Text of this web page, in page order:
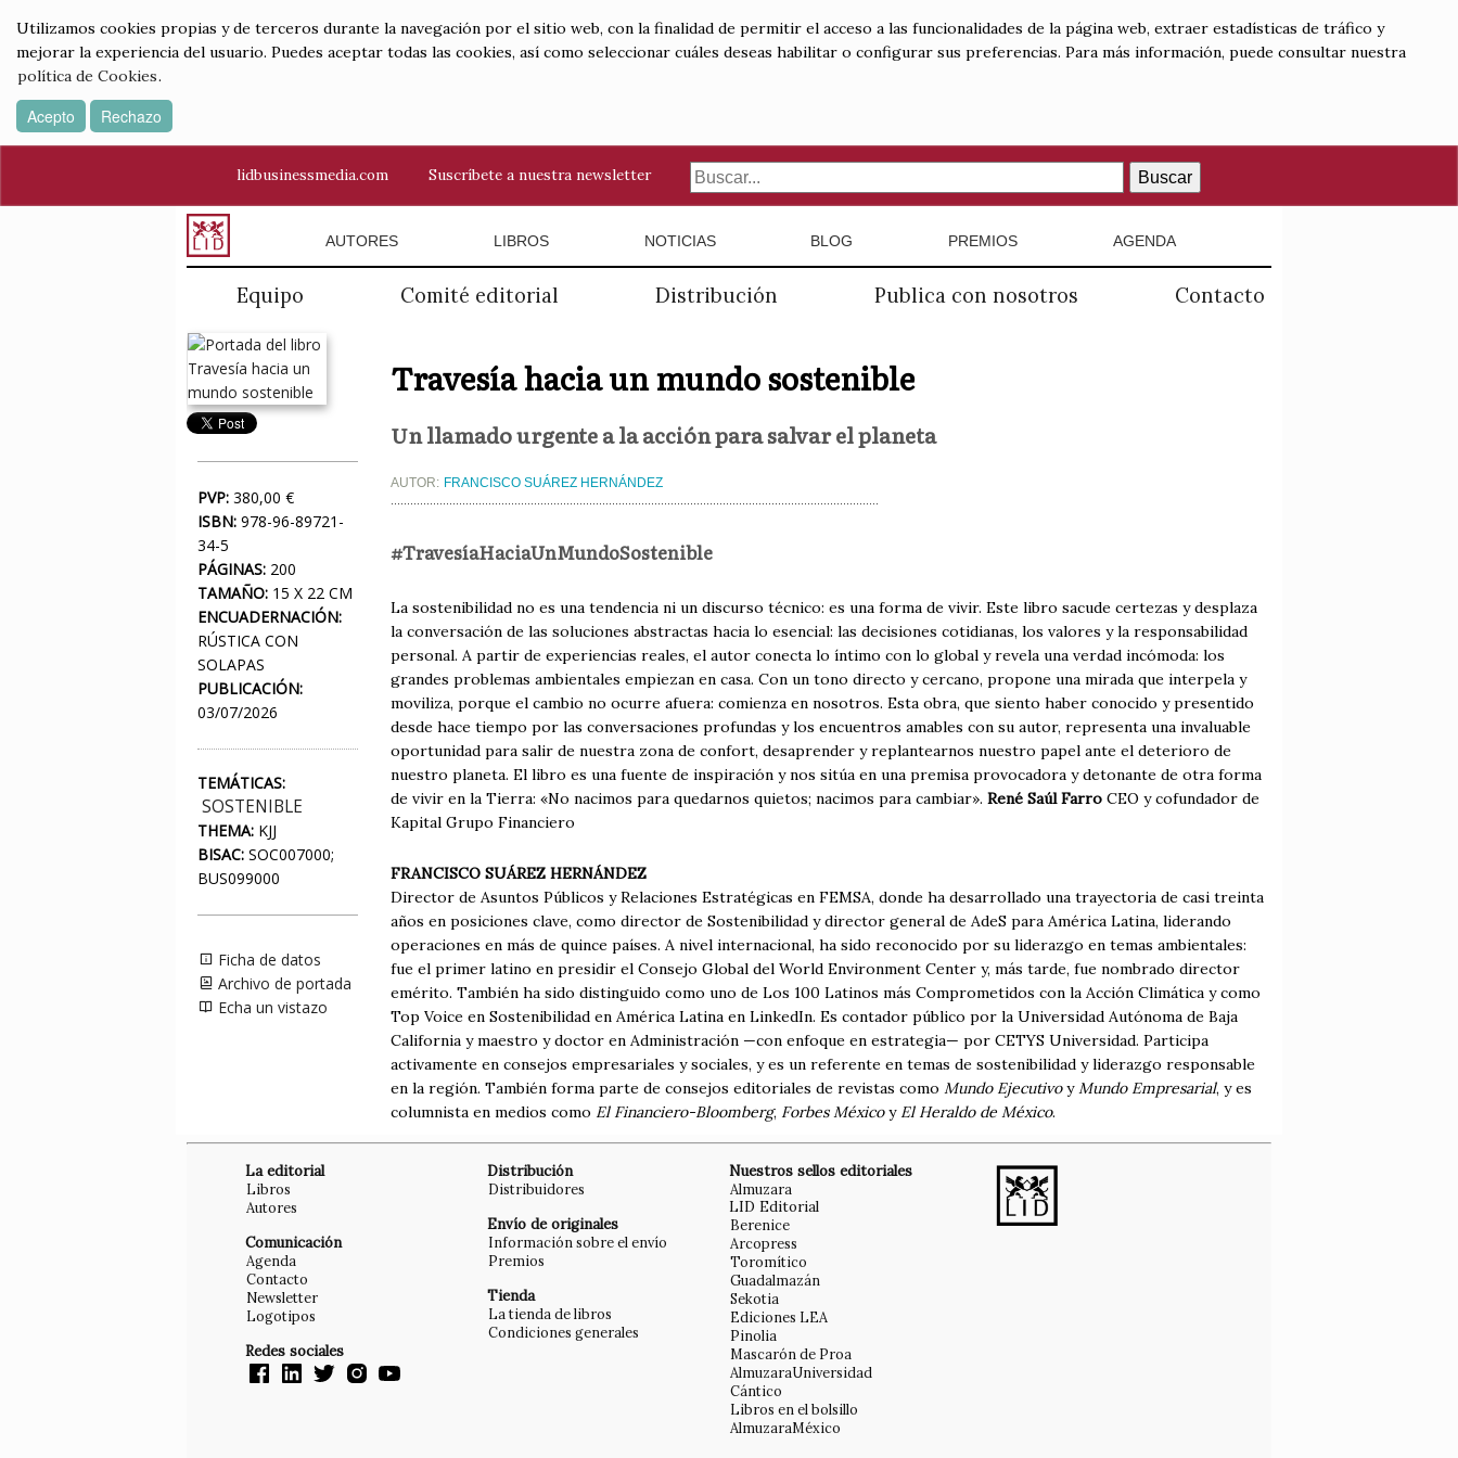
Utilizamos cookies propias y de terceros durante la navegación por el sitio web, con la finalidad de permitir el acceso a las funcionalidades de la página web, extraer estadísticas de tráfico y
mejorar la experiencia del usuario. Puedes aceptar todas las cookies, así como seleccionar cuáles deseas habilitar o configurar sus preferencias. Para más información, puede consultar nuestra
política de Cookies.
Acepto Rechazo
lidbusinessmedia.com Suscríbete a nuestra newsletter Buscar
AUTORES LIBROS NOTICIAS BLOG PREMIOS AGENDA
Equipo Comité editorial Distribución Publica con nosotros Contacto
PVP: 380,00 €
ISBN: 978-96-89721-
34-5
PÁGINAS: 200
TAMAÑO: 15 X 22 CM
ENCUADERNACIÓN:
RÚSTICA CON
SOLAPAS
PUBLICACIÓN:
03/07/2026
TEMÁTICAS:
SOSTENIBLE
THEMA: KJJ
BISAC: SOC007000;
BUS099000
Ficha de datos
Archivo de portada
Echa un vistazo
Travesía hacia un mundo sostenible
Un llamado urgente a la acción para salvar el planeta
AUTOR: FRANCISCO SUÁREZ HERNÁNDEZ
#TravesíaHaciaUnMundoSostenible
La sostenibilidad no es una tendencia ni un discurso técnico: es una forma de vivir. Este libro sacude certezas y desplaza
la conversación de las soluciones abstractas hacia lo esencial: las decisiones cotidianas, los valores y la responsabilidad
personal. A partir de experiencias reales, el autor conecta lo íntimo con lo global y revela una verdad incómoda: los
grandes problemas ambientales empiezan en casa. Con un tono directo y cercano, propone una mirada que interpela y
moviliza, porque el cambio no ocurre afuera: comienza en nosotros. Esta obra, que siento haber conocido y presentido
desde hace tiempo por las conversaciones profundas y los encuentros amables con su autor, representa una invaluable
oportunidad para salir de nuestra zona de confort, desaprender y replantearnos nuestro papel ante el deterioro de
nuestro planeta. El libro es una fuente de inspiración y nos sitúa en una premisa provocadora y detonante de otra forma
de vivir en la Tierra: «No nacimos para quedarnos quietos; nacimos para cambiar». René Saúl Farro CEO y cofundador de
Kapital Grupo Financiero
FRANCISCO SUÁREZ HERNÁNDEZ
Director de Asuntos Públicos y Relaciones Estratégicas en FEMSA, donde ha desarrollado una trayectoria de casi treinta
años en posiciones clave, como director de Sostenibilidad y director general de AdeS para América Latina, liderando
operaciones en más de quince países. A nivel internacional, ha sido reconocido por su liderazgo en temas ambientales:
fue el primer latino en presidir el Consejo Global del World Environment Center y, más tarde, fue nombrado director
emérito. También ha sido distinguido como uno de Los 100 Latinos más Comprometidos con la Acción Climática y como
Top Voice en Sostenibilidad en América Latina en LinkedIn. Es contador público por la Universidad Autónoma de Baja
California y maestro y doctor en Administración —con enfoque en estrategia— por CETYS Universidad. Participa
activamente en consejos empresariales y sociales, y es un referente en temas de sostenibilidad y liderazgo responsable
en la región. También forma parte de consejos editoriales de revistas como Mundo EjecutivoyMundo Empresarial, y es
columnista en medios como El Financiero-Bloomberg, Forbes Méxicoy El Heraldo de México.
La editorial
Libros
Autores
Comunicación
Agenda
Contacto
Newsletter
Logotipos
Redes sociales
Distribución
Distribuidores
Envío de originales
Información sobre el envío
Premios
Tienda
La tienda de libros
Condiciones generales
Nuestros sellos editoriales
Almuzara
LID Editorial
Berenice
Arcopress
Toromítico
Guadalmazán
Sekotia
Ediciones LEA
Pinolia
Mascarón de Proa
AlmuzaraUniversidad
Cántico
Libros en el bolsillo
AlmuzaraMéxico